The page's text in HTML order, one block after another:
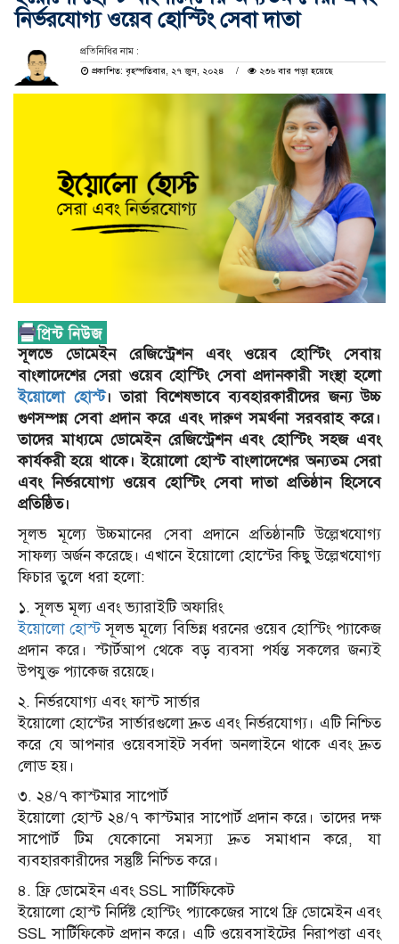
নির্ভরযোগ্য ওয়েব হোস্টিং সেবা দাতা
প্রতিনিধির নাম :
প্রকাশিত: বৃহস্পতিবার, ২৭ জুন, ২০২৪
২৩৬ বার পড়া হয়েছে
সূলভে ডোমেইন রেজিস্ট্রেশন এবং ওয়েব হোস্টিং সেবায়
বাংলাদেশের সেরা ওয়েব হোস্টিং সেবা প্রদানকারী সংস্থা হলো
ইয়োলো হোস্ট। তারা বিশেষভাবে ব্যবহারকারীদের জন্য উচ্চ
গুণসম্পন্ন সেবা প্রদান করে এবং দারুণ সমর্থনা সরবরাহ করে।
তাদের মাধ্যমে ডোমেইন রেজিস্ট্রেশন এবং হোস্টিং সহজ এবং
কার্যকরী হয়ে থাকে। ইয়োলো হোস্ট বাংলাদেশের অন্যতম সেরা
এবং নির্ভরযোগ্য ওয়েব হোস্টিং সেবা দাতা প্রতিষ্ঠান হিসেবে
প্রতিষ্ঠিত।
সূলভ মূল্যে উচ্চমানের সেবা প্রদানে প্রতিষ্ঠানটি উল্লেখযোগ্য
সাফল্য অর্জন করেছে। এখানে ইয়োলো হোস্টের কিছু উল্লেখযোগ্য
ফিচার তুলে ধরা হলো:
১. সূলভ মূল্য এবং ভ্যারাইটি অফারিং
ইয়োলো হোস্টসূলভ মূল্যে বিভিন্ন ধরনের ওয়েব হোস্টিং প্যাকেজ
প্রদান করে। স্টার্টআপ থেকে বড় ব্যবসা পর্যন্ত সকলের জন্যই
উপযুক্ত প্যাকেজ রয়েছে।
২. নির্ভরযোগ্য এবং ফাস্ট সার্ভার
ইয়োলো হোস্টের সার্ভারগুলো দ্রুত এবং নির্ভরযোগ্য। এটি নিশ্চিত
করে যে আপনার ওয়েবসাইট সর্বদা অনলাইনে থাকে এবং দ্রুত
লোড হয়।
৩. ২৪/৭ কাস্টমার সাপোর্ট
ইয়োলো হোস্ট ২৪/৭ কাস্টমার সাপোর্ট প্রদান করে। তাদের দক্ষ
সাপোর্ট টিম যেকোনো সমস্যা দ্রুত সমাধান করে, যা
ব্যবহারকারীদের সন্তুষ্টি নিশ্চিত করে।
৪. ফ্রি ডোমেইন এবং SSL সার্টিফিকেট
ইয়োলো হোস্ট নির্দিষ্ট হোস্টিং প্যাকেজের সাথে ফ্রি ডোমেইন এবং
SSL সার্টিফিকেট প্রদান করে। এটি ওয়েবসাইটের নিরাপত্তা এবং